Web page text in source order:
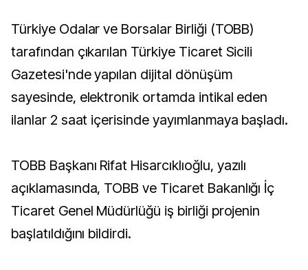
Türkiye Odalar ve Borsalar Birliği (TOBB)
tarafından çıkarılan Türkiye Ticaret Sicili
Gazetesi'nde yapılan dijital dönüşüm
sayesinde, elektronik ortamda intikal eden
ilanlar 2 saat içerisinde yayımlanmaya başladı.
TOBB Başkanı Rifat Hisarcıklıoğlu, yazılı
açıklamasında, TOBB ve Ticaret Bakanlığı İç
Ticaret Genel Müdürlüğü iş birliği projenin
başlatıldığını bildirdi.